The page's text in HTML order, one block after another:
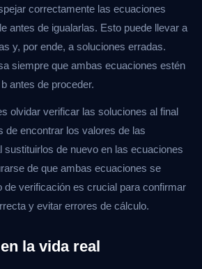
correctamente las ecuaciones
antes de igualarlas. Esto puede llevar a
y, por ende, a soluciones erradas.
siempre que ambas ecuaciones estén
antes de proceder.
olvidar verificar las soluciones al final
de encontrar los valores de las
sustituirlos de nuevo en las ecuaciones
de que ambas ecuaciones se
de verificación es crucial para confirmar
y evitar errores de cálculo.
la vida real